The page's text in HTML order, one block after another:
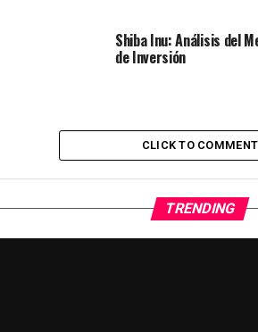
Shiba Inu: Análisis del
de Inversión
CLICK TO COMMENT
TRENDING